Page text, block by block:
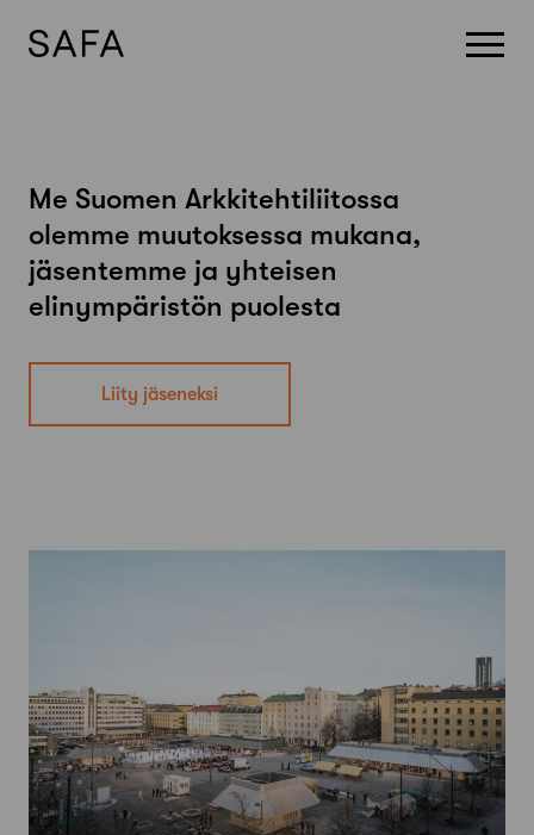
Skip
content
Me Suomen Arkkitehtiliitossa
olemme muutoksessa mukana,
jäsentemme ja yhteisen
elinympäristön puolesta
Liity jäseneksi